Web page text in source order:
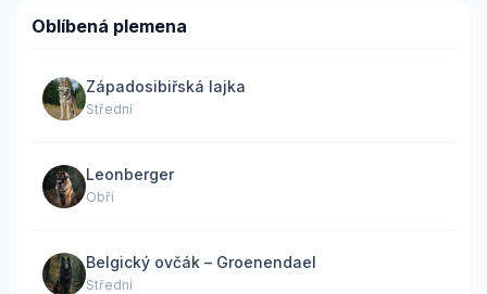
Oblíbená plemena
Západosibiřská lajka
Střední
Leonberger
Obří
Belgický ovčák – Groenendael
Střední